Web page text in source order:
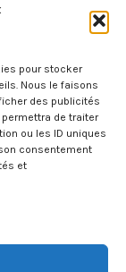
pour stocker
Nous le faisons
des publicités
de traiter
ou les ID uniques
consentement
et
6 : Les